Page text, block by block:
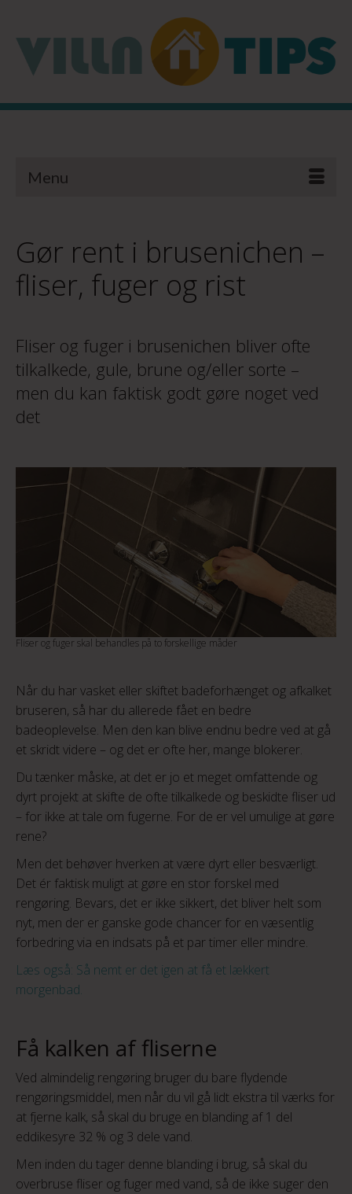
Menu
Gør rent i brusenichen –
fliser, fuger og rist
Fliser og fuger i brusenichen bliver ofte
tilkalkede, gule, brune og/eller sorte –
men du kan faktisk godt gøre noget ved
det
Fliser og fuger skal behandles på to forskellige måder
Når du har vasket eller skiftet badeforhænget og afkalket
bruseren, så har du allerede fået en bedre
badeoplevelse. Men den kan blive endnu bedre ved at gå
et skridt videre – og det er ofte her, mange blokerer.
Du tænker måske, at det er jo et meget omfattende og
dyrt projekt at skifte de ofte tilkalkede og beskidte fliser ud
– for ikke at tale om fugerne. For de er vel umulige at gøre
rene?
Men det behøver hverken at være dyrt eller besværligt.
Det ér faktisk muligt at gøre en stor forskel med
rengøring. Bevars, det er ikke sikkert, det bliver helt som
nyt, men der er ganske gode chancer for en væsentlig
forbedring via en indsats på et par timer eller mindre.
Læs også: Så nemt er det igen at få et lækkert
morgenbad.
Få kalken af fliserne
Ved almindelig rengøring bruger du bare flydende
rengøringsmiddel, men når du vil gå lidt ekstra til værks for
at fjerne kalk, så skal du bruge en blanding af 1 del
eddikesyre 32 % og 3 dele vand.
Men inden du tager denne blanding i brug, så skal du
overbruse fliser og fuger med vand, så de ikke suger den